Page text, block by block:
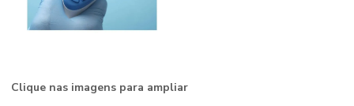
Clique nas imagens para ampliar